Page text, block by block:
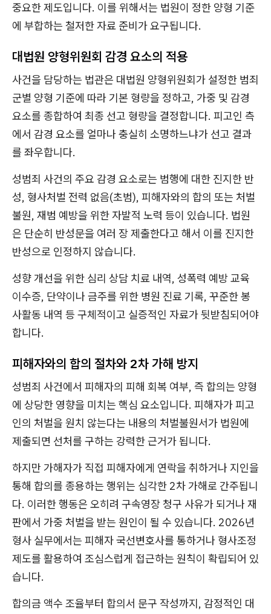
중요한 제도입니다. 이를 위해서는 법원이 정한 양형 기준
에 부합하는 철저한 자료 준비가 요구됩니다.
대법원 양형위원회 감경 요소의 적용
사건을 담당하는 법관은 대법원 양형위원회가 설정한 범죄
군별 양형 기준에 따라 기본 형량을 정하고, 가중 및 감경
요소를 종합하여 최종 선고 형량을 결정합니다. 피고인 측
에서 감경 요소를 얼마나 충실히 소명하느냐가 선고 결과
를 좌우합니다.
성범죄 사건의 주요 감경 요소로는 범행에 대한 진지한 반
성, 형사처벌 전력 없음(초범), 피해자와의 합의 또는 처벌
불원, 재범 예방을 위한 자발적 노력 등이 있습니다. 법원
은 단순히 반성문을 여러 장 제출한다고 해서 이를 진지한
반성으로 인정하지 않습니다.
성향 개선을 위한 심리 상담 치료 내역, 성폭력 예방 교육
이수증, 단약이나 금주를 위한 병원 진료 기록, 꾸준한 봉
사활동 내역 등 구체적이고 실증적인 자료가 뒷받침되어야
합니다.
피해자와의 합의 절차와 2차 가해 방지
성범죄 사건에서 피해자의 피해 회복 여부, 즉 합의는 양형
에 상당한 영향을 미치는 핵심 요소입니다. 피해자가 피고
인의 처벌을 원치 않는다는 내용의 처벌불원서가 법원에
제출되면 선처를 구하는 강력한 근거가 됩니다.
하지만 가해자가 직접 피해자에게 연락을 취하거나 지인을
통해 합의를 종용하는 행위는 심각한 2차 가해로 간주됩니
다. 이러한 행동은 오히려 구속영장 청구 사유가 되거나 재
판에서 가중 처벌을 받는 원인이 될 수 있습니다. 2026년
형사 실무에서는 피해자 국선변호사를 통하거나 형사조정
제도를 활용하여 조심스럽게 접근하는 원칙이 확립되어 있
습니다.
합의금 액수 조율부터 합의서 문구 작성까지, 감정적인 대